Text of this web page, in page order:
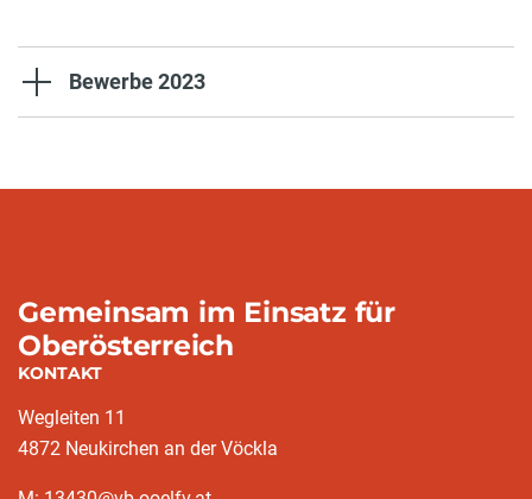
Bewerbe 2023
Gemeinsam im Einsatz für
Oberösterreich
KONTAKT
Wegleiten 11
4872 Neukirchen an der Vöckla